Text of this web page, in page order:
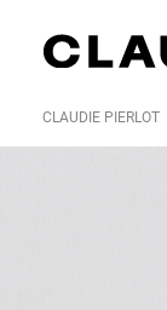
CLAUDIE PIERLOT